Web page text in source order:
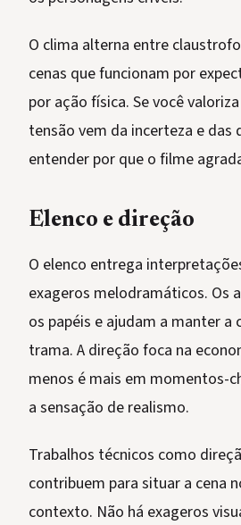
O clima alterna entre
cenas que funcionam por
por ação física. Se você
tensão vem da incerteza e das
entender por que o filme
Elenco e direção
O elenco entrega
exageros melodramáticos. Os
os papéis e ajudam a manter a
trama. A direção foca na
menos é mais em momentos-
a sensação de realismo.
Trabalhos técnicos como
contribuem para situar a cena
contexto. Não há exageros